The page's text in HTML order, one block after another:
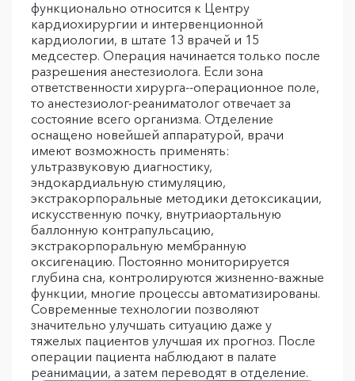
функционально относится к Центру
кардиохирургии и интервенционной
кардиологии, в штате 13 врачей и 15
медсестер. Операция начинается только после
разрешения анестезиолога. Если зона
ответственности хирурга--операционное поле,
то анестезиолог-реаниматолог отвечает за
состояние всего организма. Отделение
оснащено новейшей аппаратурой, врачи
имеют возможность применять:
ультразвуковую диагностику,
эндокардиальную стимуляцию,
экстракорпоральные методики детоксикации,
искусственную почку, внутриаортальную
баллонную контрапульсацию,
экстракорпоральную мембранную
оксигенацию. Постоянно мониторируется
глубина сна, контролируются жизненно-важные
функции, многие процессы автоматизированы.
Современные технологии позволяют
значительно улучшать ситуацию даже у
тяжелых пациентов улучшая их прогноз. После
операции пациента наблюдают в палате
реанимации, а затем переводят в отделение.